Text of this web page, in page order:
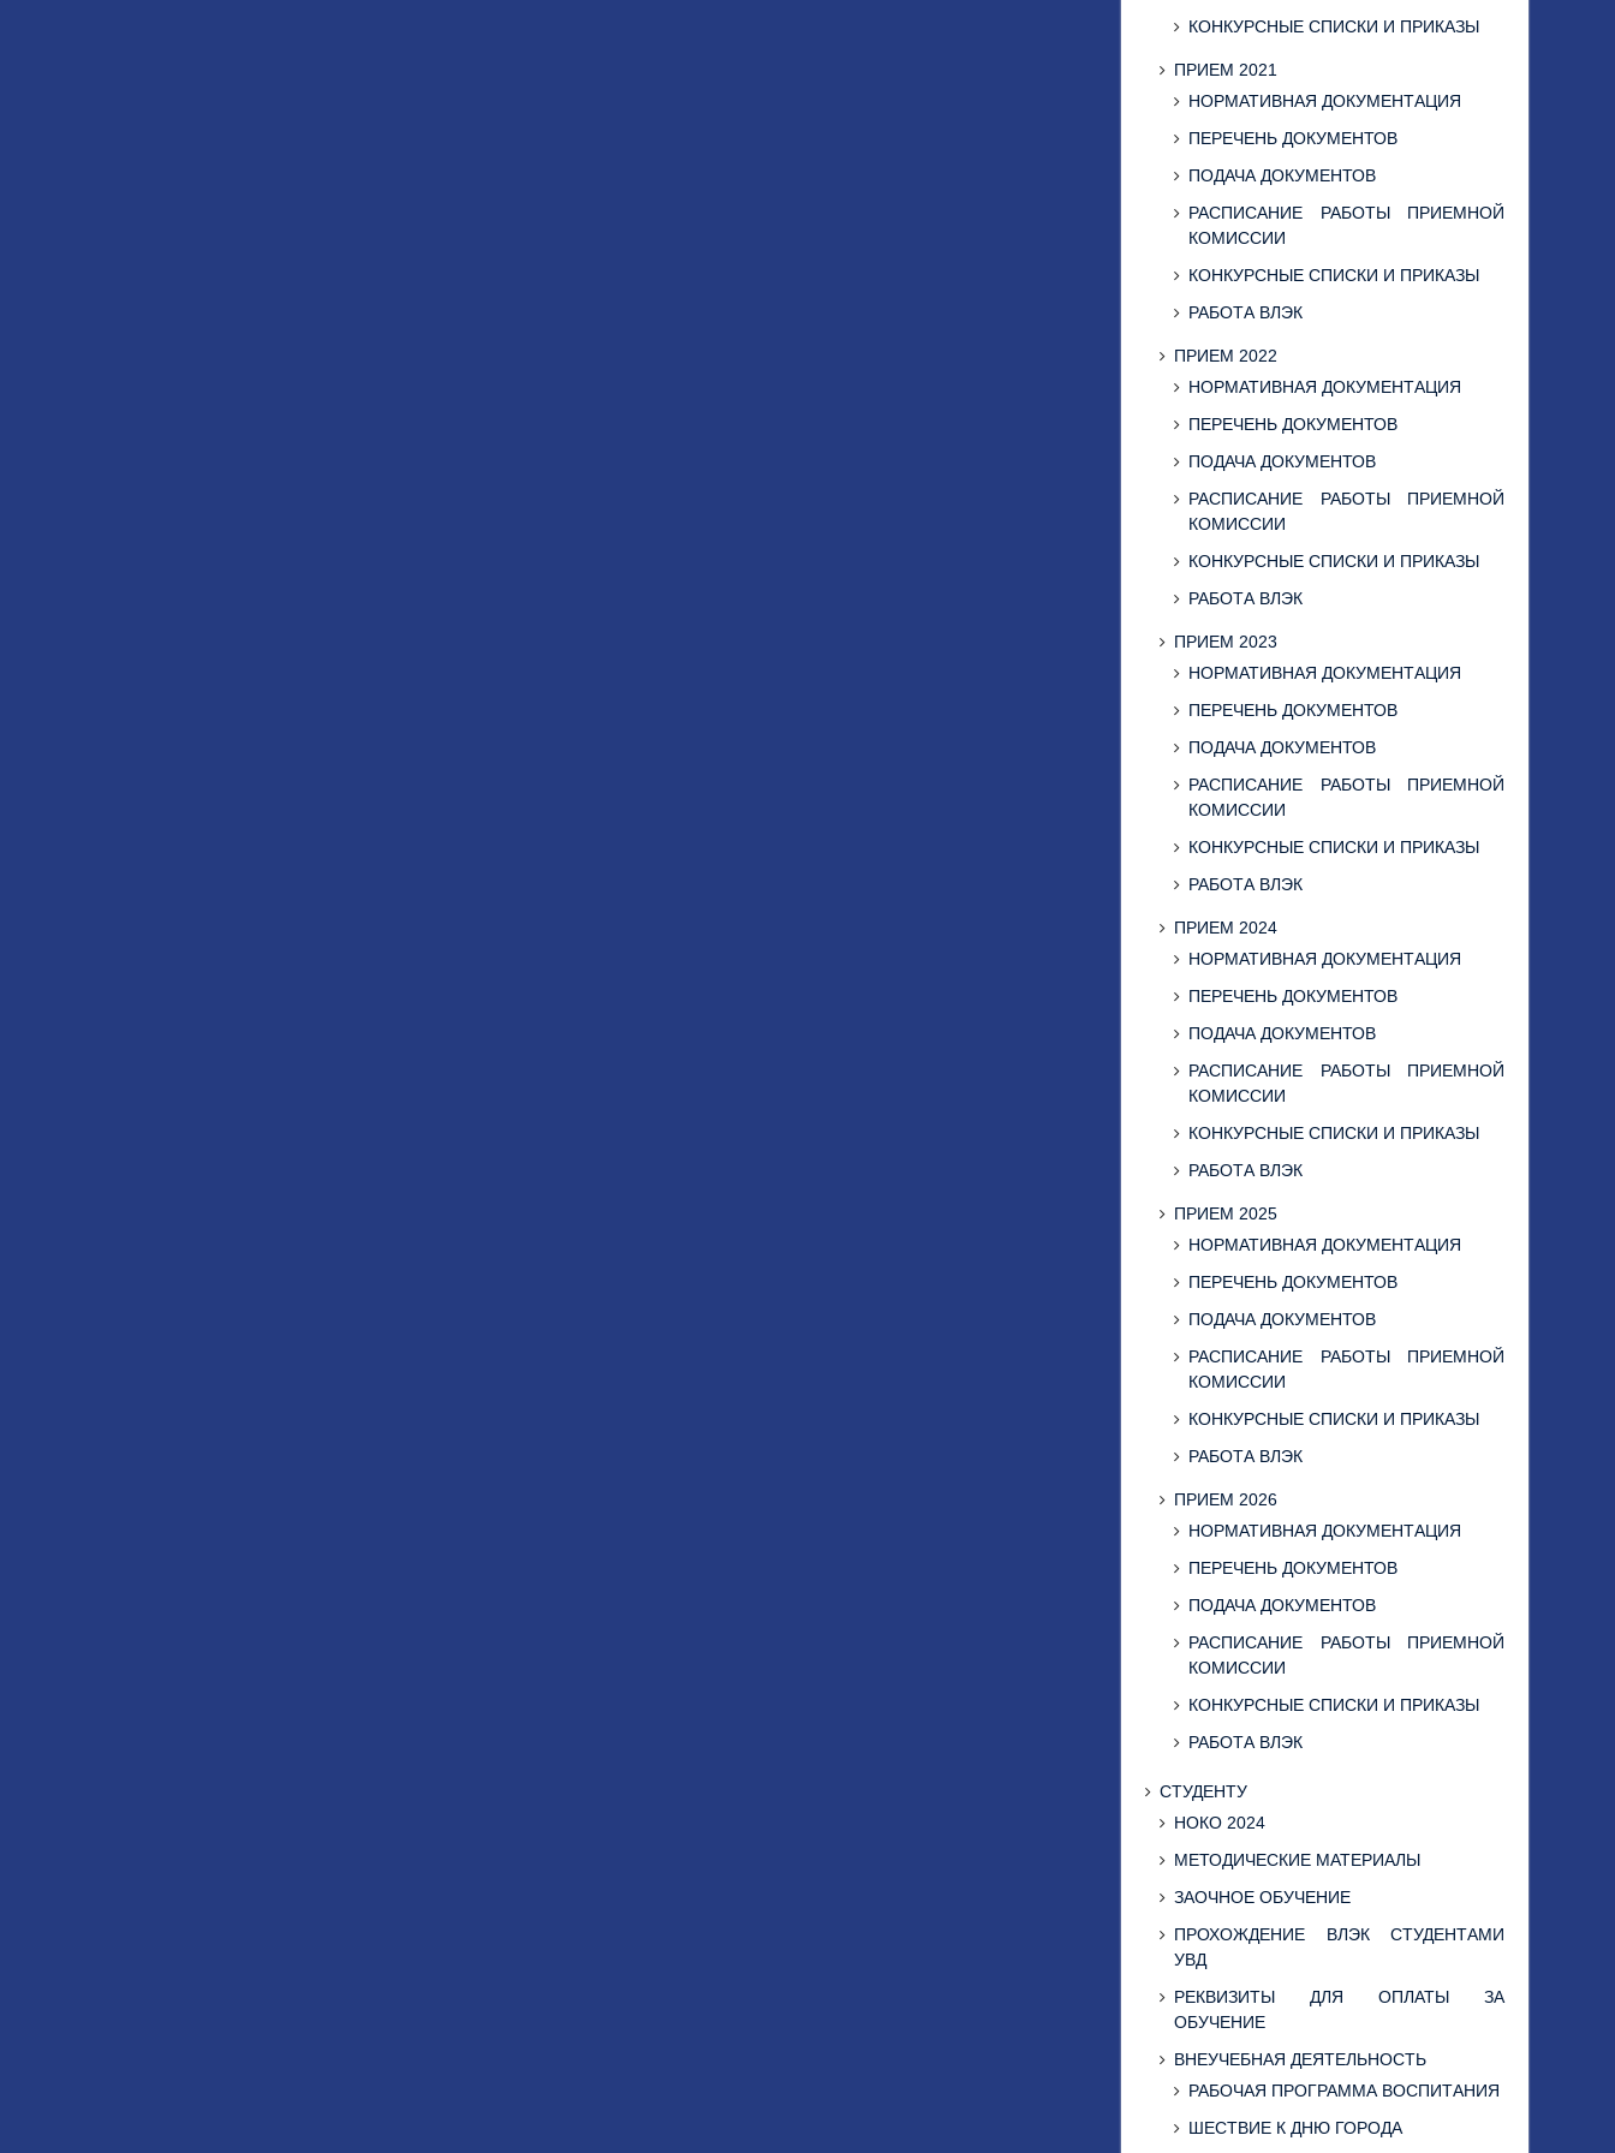
КОНКУРСНЫЕ СПИСКИ И ПРИКАЗЫ
ПРИЕМ 2021
НОРМАТИВНАЯ ДОКУМЕНТАЦИЯ
ПЕРЕЧЕНЬ ДОКУМЕНТОВ
ПОДАЧА ДОКУМЕНТОВ
РАСПИСАНИЕ РАБОТЫ ПРИЕМНОЙ
КОМИССИИ
КОНКУРСНЫЕ СПИСКИ И ПРИКАЗЫ
РАБОТА ВЛЭК
ПРИЕМ 2022
НОРМАТИВНАЯ ДОКУМЕНТАЦИЯ
ПЕРЕЧЕНЬ ДОКУМЕНТОВ
ПОДАЧА ДОКУМЕНТОВ
РАСПИСАНИЕ РАБОТЫ ПРИЕМНОЙ
КОМИССИИ
КОНКУРСНЫЕ СПИСКИ И ПРИКАЗЫ
РАБОТА ВЛЭК
ПРИЕМ 2023
НОРМАТИВНАЯ ДОКУМЕНТАЦИЯ
ПЕРЕЧЕНЬ ДОКУМЕНТОВ
ПОДАЧА ДОКУМЕНТОВ
РАСПИСАНИЕ РАБОТЫ ПРИЕМНОЙ
КОМИССИИ
КОНКУРСНЫЕ СПИСКИ И ПРИКАЗЫ
РАБОТА ВЛЭК
ПРИЕМ 2024
НОРМАТИВНАЯ ДОКУМЕНТАЦИЯ
ПЕРЕЧЕНЬ ДОКУМЕНТОВ
ПОДАЧА ДОКУМЕНТОВ
РАСПИСАНИЕ РАБОТЫ ПРИЕМНОЙ
КОМИССИИ
КОНКУРСНЫЕ СПИСКИ И ПРИКАЗЫ
РАБОТА ВЛЭК
ПРИЕМ 2025
НОРМАТИВНАЯ ДОКУМЕНТАЦИЯ
ПЕРЕЧЕНЬ ДОКУМЕНТОВ
ПОДАЧА ДОКУМЕНТОВ
РАСПИСАНИЕ РАБОТЫ ПРИЕМНОЙ
КОМИССИИ
КОНКУРСНЫЕ СПИСКИ И ПРИКАЗЫ
РАБОТА ВЛЭК
ПРИЕМ 2026
НОРМАТИВНАЯ ДОКУМЕНТАЦИЯ
ПЕРЕЧЕНЬ ДОКУМЕНТОВ
ПОДАЧА ДОКУМЕНТОВ
РАСПИСАНИЕ РАБОТЫ ПРИЕМНОЙ
КОМИССИИ
КОНКУРСНЫЕ СПИСКИ И ПРИКАЗЫ
РАБОТА ВЛЭК
СТУДЕНТУ
НОКО 2024
МЕТОДИЧЕСКИЕ МАТЕРИАЛЫ
ЗАОЧНОЕ ОБУЧЕНИЕ
ПРОХОЖДЕНИЕ ВЛЭК СТУДЕНТАМИ
УВД
РЕКВИЗИТЫ ДЛЯ ОПЛАТЫ ЗА
ОБУЧЕНИЕ
ВНЕУЧЕБНАЯ ДЕЯТЕЛЬНОСТЬ
РАБОЧАЯ ПРОГРАММА ВОСПИТАНИЯ
ШЕСТВИЕ К ДНЮ ГОРОДА